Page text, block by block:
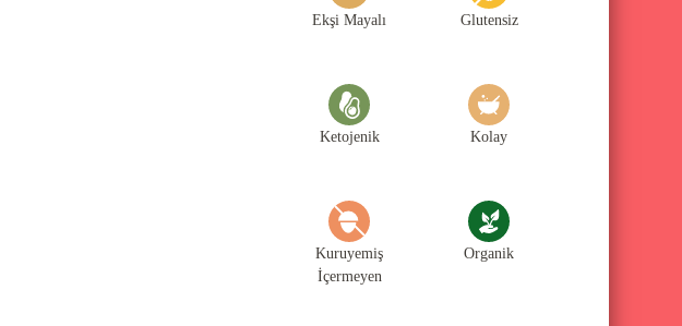
Ekşi Mayalı Glutensiz
Ketojenik Kolay
Kuruyemiş
İçermeyen
Organik